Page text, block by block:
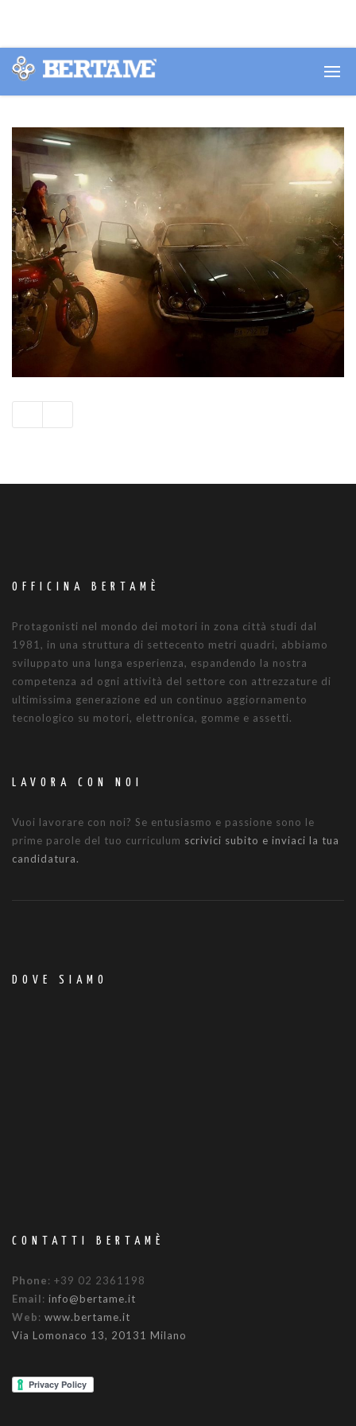
OFFICINA BERTAMÈ
Protagonisti nel mondo dei motori in zona città studi dal
1981, in una struttura di settecento metri quadri, abbiamo
sviluppato una lunga esperienza, espandendo la nostra
competenza ad ogni attività del settore con attrezzature di
ultimissima generazione ed un continuo aggiornamento
tecnologico su motori, elettronica, gomme e assetti.
LAVORA CON NOI
Vuoi lavorare con noi? Se entusiasmo e passione sono le
prime parole del tuo curriculum scrivici subito e inviaci la tua
candidatura.
DOVE SIAMO
CONTATTI BERTAMÈ
Phone: +39 02 2361198
Email: info@bertame.it
Web: www.bertame.it
Via Lomonaco 13, 20131 Milano